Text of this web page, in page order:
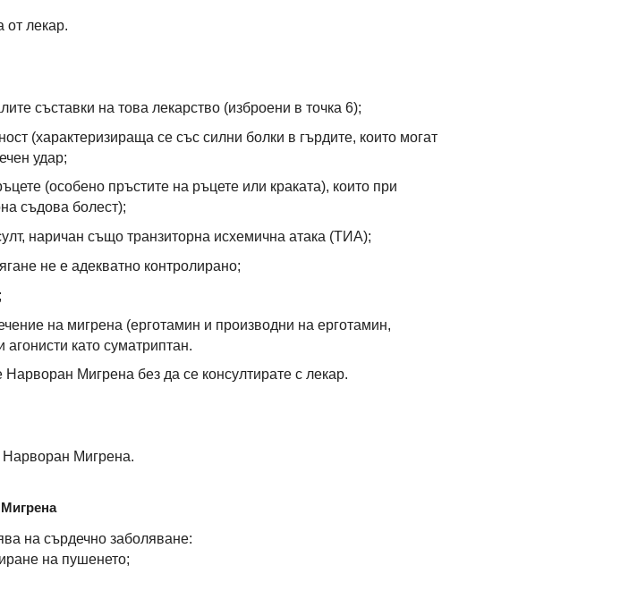
от лекар.
съставки на това лекарство (изброени в точка 6);
(характеризираща се със силни болки в гърдите, които могат
удар;
(особено пръстите на ръцете или краката), които при
съдова болест);
наричан също транзиторна исхемична атака (ТИА);
не е адекватно контролирано;
на мигрена (ерготамин и производни на ерготамин,
като суматриптан.
Мигрена без да се консултирате с лекар.
Мигрена.
на сърдечно заболяване:
на пушенето;